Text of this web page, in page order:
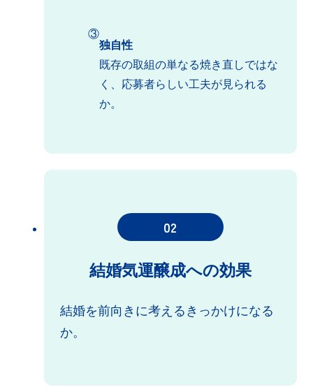
③
独自性
既存の取組の単なる焼き直しではな
く、応募者らしい工夫が見られる
か。
02
結婚気運醸成への効果
結婚を前向きに考えるきっかけになる
か。